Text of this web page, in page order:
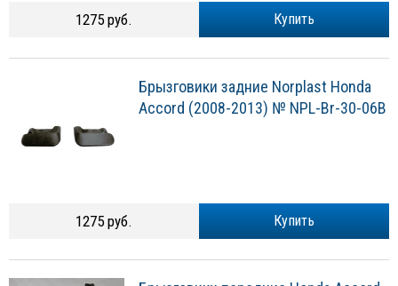
Купить
1275 руб.
Брызговики задние Norplast Honda
Accord (2008-2013) № NPL-Br-30-06B
Купить
1275 руб.